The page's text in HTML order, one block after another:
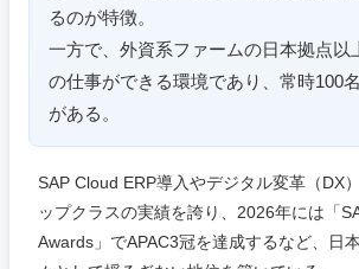
るのが特徴。
一方で、外資系ファームの日本拠点以
の仕事ができる環境であり、常時100
がある。
SAP Cloud ERP導入やデジタル変革（DX
ップクラスの実績を誇り、2026年には「
Awards」でAPAC3冠を達成するなど、日